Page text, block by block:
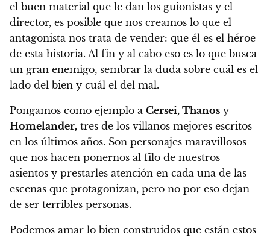
el buen material que le dan los guionistas y el
director, es posible que nos creamos lo que el
antagonista nos trata de vender: que él es el héroe
de esta historia. Al fin y al cabo eso es lo que busca
un gran enemigo, sembrar la duda sobre cuál es el
lado del bien y cuál el del mal.
Pongamos como ejemplo a Cersei, Thanos y
Homelander, tres de los villanos mejores escritos
en los últimos años. Son personajes maravillosos
que nos hacen ponernos al filo de nuestros
asientos y prestarles atención en cada una de las
escenas que protagonizan, pero no por eso dejan
de ser terribles personas.
Podemos amar lo bien construidos que están estos